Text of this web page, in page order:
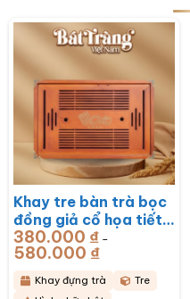
Khay tre bàn trà bọc
đồng giả cổ họa tiết
Rồng Phú Quý
51x33x6cm BT-
KDT17
380.000 ₫ –
580.000 ₫Khoảng
giá:
từ
380.000 ₫
đến
Khay đựng trà
Tre